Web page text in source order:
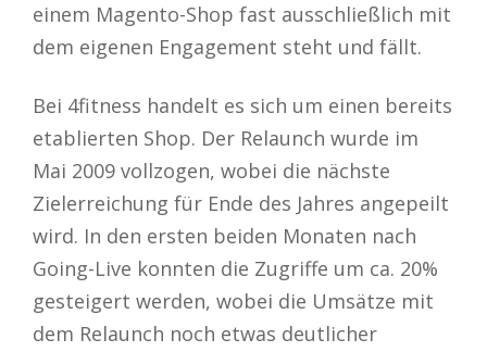
einem Magento-Shop fast ausschließlich mit
dem eigenen Engagement steht und fällt.
Bei 4fitness handelt es sich um einen bereits
etablierten Shop. Der Relaunch wurde im
Mai 2009 vollzogen, wobei die nächste
Zielerreichung für Ende des Jahres angepeilt
wird. In den ersten beiden Monaten nach
Going-Live konnten die Zugriffe um ca. 20%
gesteigert werden, wobei die Umsätze mit
dem Relaunch noch etwas deutlicher